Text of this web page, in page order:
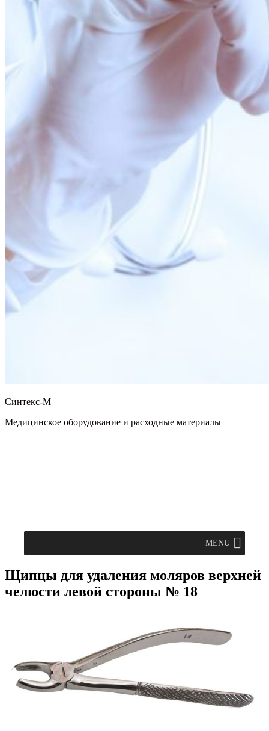
Синтекс-М
Медицинское оборудование и расходные материалы
MENU
Щипцы для удаления моляров верхней
челюсти левой стороны № 18